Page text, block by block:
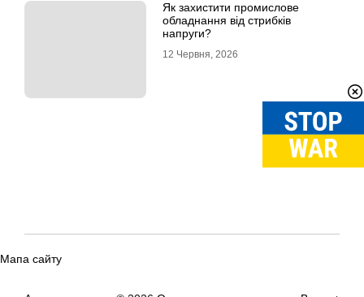
Як захистити промислове
обладнання від стрибків
напруги?
12 Червня, 2026
Мапа сайту